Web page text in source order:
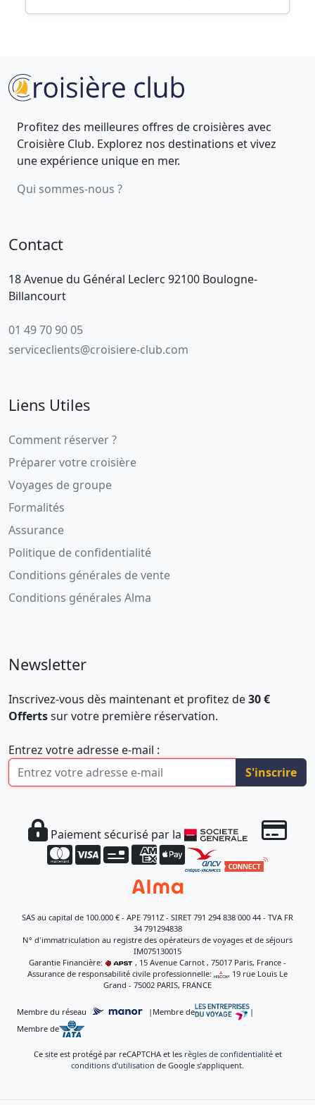
Profitez des meilleures offres de croisières avec
Croisière Club. Explorez nos destinations et vivez
une expérience unique en mer.
Qui sommes-nous ?
Contact
18 Avenue du Général Leclerc 92100 Boulogne-
Billancourt
01 49 70 90 05
serviceclients@croisiere-club.com
Liens Utiles
Comment réserver ?
Préparer votre croisière
Voyages de groupe
Formalités
Assurance
Politique de confidentialité
Conditions générales de vente
Conditions générales Alma
Newsletter
Inscrivez-vous dès maintenant et profitez de30 €
Offertssur votre première réservation.
Entrez votre adresse e-mail :
S'inscrire
Paiement sécurisé par la
SAS au capital de 100.000 € - APE 7911Z - SIRET 791 294 838 000 44 - TVA FR
34 791294838
N° d'immatriculation au registre des opérateurs de voyages et de séjours
IM075130015
Garantie Financière:
, 15 Avenue Carnot , 75017 Paris, France -
Assurance de responsabilité civile professionnelle:
, 19 rue Louis Le
Grand - 75002 PARIS, FRANCE
Membre du réseau | Membre de
|
Membre de
Ce site est protégé par reCAPTCHA et les règles de confidentialitéet
conditions d’utilisation de Google s’appliquent.